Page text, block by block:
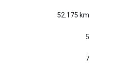
52.175 km
5
7